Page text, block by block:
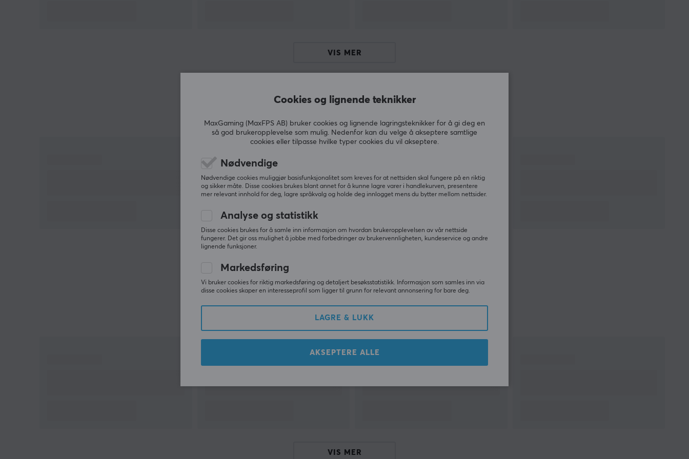
VIS MER
Andre kjøpte også
Andre så også
VIS MER
Cookies og lignende teknikker
MaxGaming (MaxFPS AB) bruker cookies og lignende lagringsteknikker for å gi deg en
så god brukeropplevelse som mulig. Nedenfor kan du velge å akseptere samtlige
cookies eller tilpasse hvilke typer cookies du vil akseptere.
Nødvendige
Nødvendige cookies muliggjør basisfunksjonalitet som kreves for at nettsiden skal fungere på en riktig
og sikker måte. Disse cookies brukes blant annet for å kunne lagre varer i handlekurven, presentere
mer relevant innhold for deg, lagre språkvalg og holde deg innlogget mens du bytter mellom nettsider.
Analyse og statistikk
Disse cookies brukes for å samle inn informasjon om hvordan brukeropplevelsen av vår nettside
fungerer. Det gir oss mulighet å jobbe med forbedringer av brukervennligheten, kundeservice og andre
lignende funksjoner.
Markedsføring
Vi bruker cookies for riktig markedsføring og detaljert besøksstatistikk. Informasjon som samles inn via
disse cookies skaper en interesseprofil som ligger til grunn for relevant annonsering for bare deg.
LAGRE & LUKK
AKSEPTERE ALLE